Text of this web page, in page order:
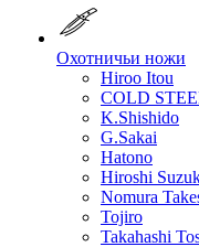
Охотничьи ножи
Hiroo Itou
COLD
K.Shishido
G.Sakai
Hatono
Hiroshi
Nomura
Tojiro
Takahashi